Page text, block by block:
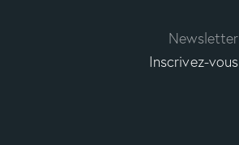
Newsletter
Inscrivez-vous